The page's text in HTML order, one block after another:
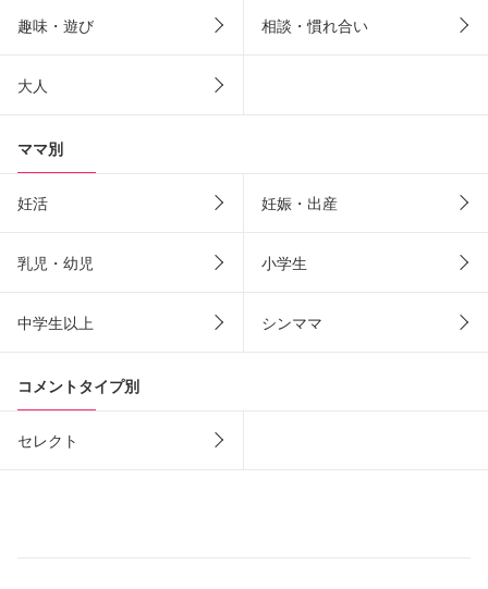
趣味・遊び 相談・慣れ合い
大人
ママ別
妊活 妊娠・出産
乳児・幼児 小学生
中学生以上 シンママ
コメントタイプ別
セレクト